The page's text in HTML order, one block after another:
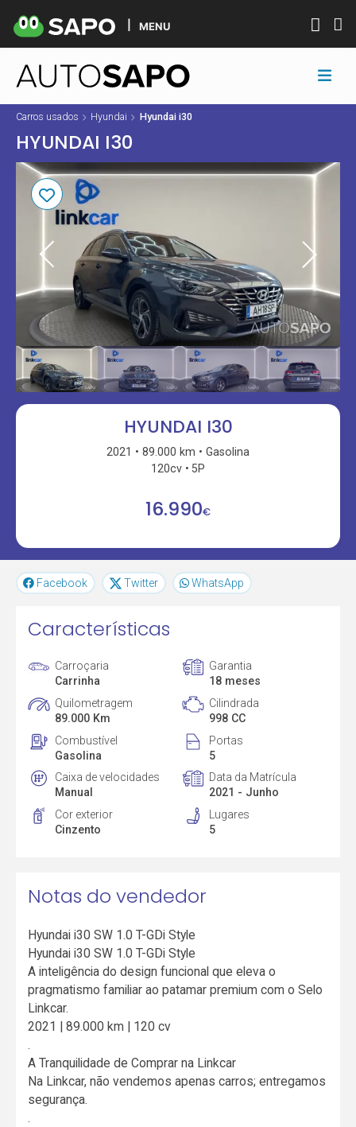
MENU
Carros usados Hyundai Hyundai i30
HYUNDAI I30
HYUNDAI I30
2021 89.000 km
Gasolina
120cv
5P
16.990€
Facebook Twitter WhatsApp
Características
Carroçaria
Carrinha
Garantia
18 meses
Quilometragem
89.000 Km
Cilindrada
998 CC
Combustível
Gasolina
Portas
5
Caixa de velocidades
Manual
Data da Matrícula
2021 - Junho
Cor exterior
Cinzento
Lugares
5
Notas do vendedor
Hyundai i30 SW 1.0 T-GDi Style
Hyundai i30 SW 1.0 T-GDi Style
A inteligência do design funcional que eleva o
pragmatismo familiar ao patamar premium com o Selo
Linkcar.
2021 | 89.000 km | 120 cv
.
A Tranquilidade de Comprar na Linkcar
Na Linkcar, não vendemos apenas carros; entregamos
segurança.
.